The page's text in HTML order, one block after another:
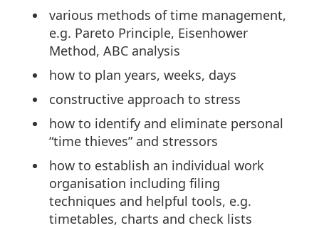
various methods of time management,
e.g. Pareto Principle, Eisenhower
Method, ABC analysis
how to plan years, weeks, days
constructive approach to stress
how to identify and eliminate personal
“time thieves” and stressors
how to establish an individual work
organisation including filing
techniques and helpful tools, e.g.
timetables, charts and check lists